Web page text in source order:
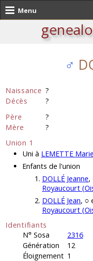
Menu
♂
Naissance ?
Décès
?
Père
?
Mère
?
Union 1
Uni à LEMETTE Marie
Enfants de l'union
DOLLÉ Jeanne,
Royaucourt
DOLLÉ Jean, ○
Royaucourt
Identifiants
N° Sosa
2316
Génération
12
Éloignement 1